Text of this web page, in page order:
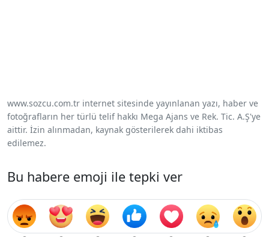
www.sozcu.com.tr internet sitesinde yayınlanan yazı, haber ve
fotoğrafların her türlü telif hakkı Mega Ajans ve Rek. Tic. A.Ş'ye
aittir. İzin alınmadan, kaynak gösterilerek dahi iktibas
edilemez.
Bu habere emoji ile tepki ver